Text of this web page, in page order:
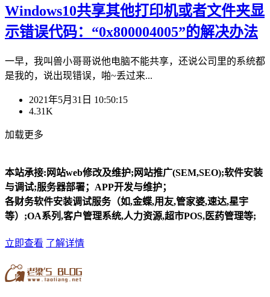
Windows10共享其他打印机或者文件夹显
示错误代码：“0x800004005”的解决办法
一早，我叫兽小哥哥说他电脑不能共享，还说公司里的系统都
是我的，说出现错误，啪~丢过来...
2021年5月31日 10:50:15
4.31K
加载更多
本站承接:网站web修改及维护;网站推广(SEM,SEO);软件安装
与调试;服务器部署；APP开发与维护；
各财务软件安装调试服务（如,金蝶,用友,管家婆,速达,星宇
等）;OA系列,客户管理系统,人力资源,超市POS,医药管理等;
立即查看 了解详情